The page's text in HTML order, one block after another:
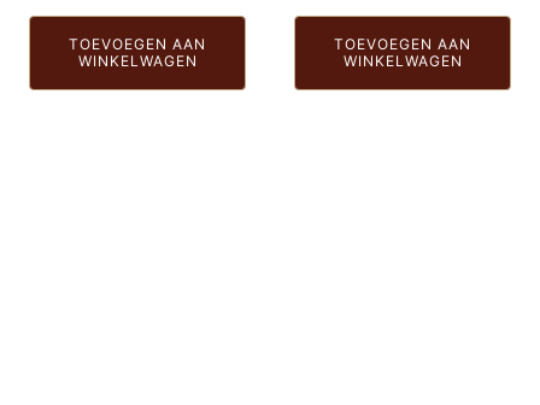
TOEVOEGEN AAN
WINKELWAGEN
TOEVOEGEN AAN
WINKELWAGEN